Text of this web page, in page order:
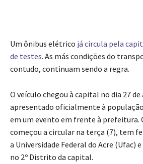
Um ônibus elétrico já circula pela
de testes. As más condições do
contudo, continuam sendo a regra.
O veículo chegou à capital no dia 27
apresentado oficialmente à
em um evento em frente à prefeitura.
começou a circular na terça (7), tem
a Universidade Federal do Acre (Ufac)
no 2º Distrito da capital.